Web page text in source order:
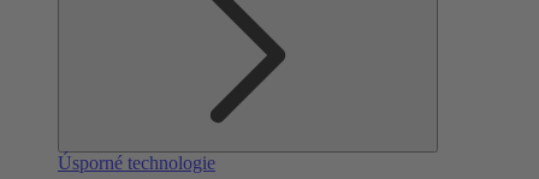
Úsporné technologie